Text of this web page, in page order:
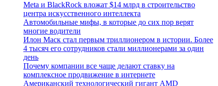
Meta и BlackRock вложат $14 млрд в строительство
центра искусственного интеллекта
Автомобильные мифы, в которые до сих пор верят
многие водители
Илон Маск стал первым триллионером в истории. Более
4 тысяч его сотрудников стали миллионерами за один
день
Почему компании все чаще делают ставку на
комплексное продвижение в интернете
Американский технологический гигант AMD